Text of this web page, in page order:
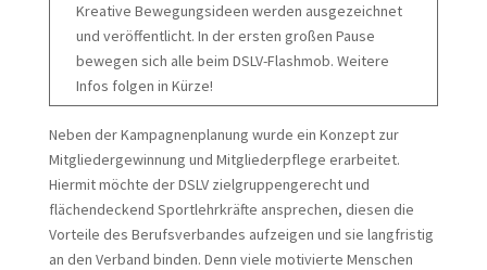
Kreative Bewegungsideen werden ausgezeichnet
und veröffentlicht. In der ersten großen Pause
bewegen sich alle beim DSLV-Flashmob. Weitere
Infos folgen in Kürze!
Neben der Kampagnenplanung wurde ein Konzept zur
Mitgliedergewinnung und Mitgliederpflege erarbeitet.
Hiermit möchte der DSLV zielgruppengerecht und
flächendeckend Sportlehrkräfte ansprechen, diesen die
Vorteile des Berufsverbandes aufzeigen und sie langfristig
an den Verband binden. Denn viele motivierte Menschen